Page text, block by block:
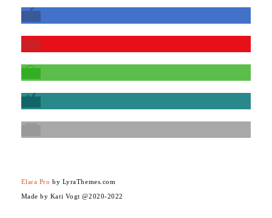
Elara Pro by LyraThemes.com
Made by Kati Vogt @2020-2022